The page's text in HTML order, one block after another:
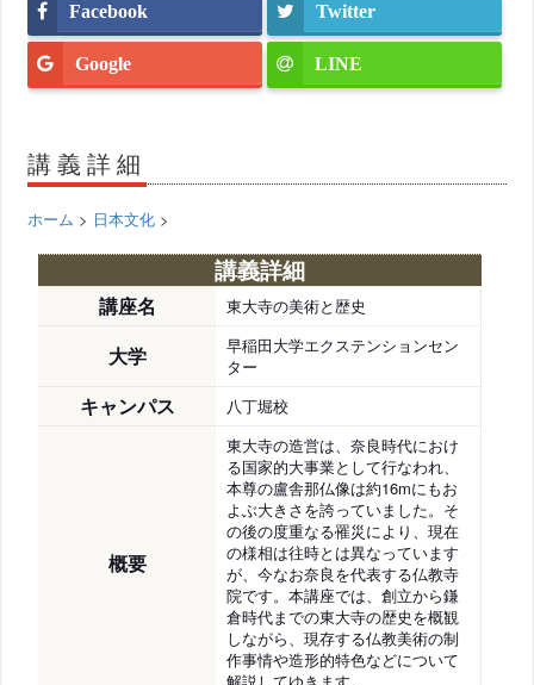
Facebook Twitter
Google LINE
講義詳細
ホーム > 日本文化 >
講義詳細
講座名 東大寺の美術と歴史
大学
早稲田大学エクステンションセン
ター
キャンパス 八丁堀校
概要
東大寺の造営は、奈良時代におけ
る国家的大事業として行なわれ、
本尊の盧舎那仏像は約16mにもお
よぶ大きさを誇っていました。そ
の後の度重なる罹災により、現在
の様相は往時とは異なっています
が、今なお奈良を代表する仏教寺
院です。本講座では、創立から鎌
倉時代までの東大寺の歴史を概観
しながら、現存する仏教美術の制
作事情や造形的特色などについて